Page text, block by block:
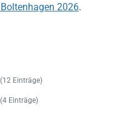
2026.
(12 Einträge)
(4 Einträge)